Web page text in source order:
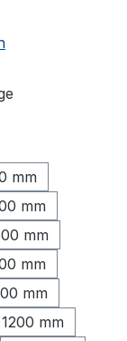
verfügbar.)
mm
mm
mm
mm
mm
1200 mm